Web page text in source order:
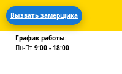
Вызвать замерщика
График работы:
Пн-Пт 9:00 - 18:00